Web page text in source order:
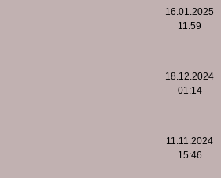
16.01.2025
11:59
18.12.2024
01:14
11.11.2024
15:46